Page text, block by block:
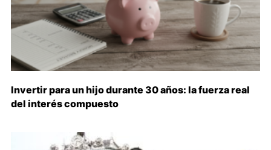
Invertir para un hijo durante 30 años: la fuerza real
del interés compuesto